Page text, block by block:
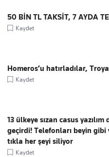
50 BİN TL TAKSİT, 7 AYDA
Kaydet
Homeros’u hatırladılar,
Kaydet
13 ülkeye sızan casus
geçirdi! Telefonları beyin
tıkla her şeyi siliyor
Kaydet